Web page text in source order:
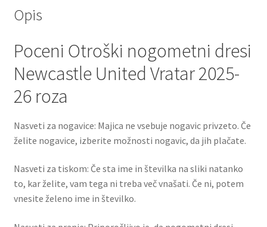
Opis
Poceni Otroški nogometni dresi
Newcastle United Vratar 2025-
26 roza
Nasveti za nogavice: Majica ne vsebuje nogavic privzeto. Če
želite nogavice, izberite možnosti nogavic, da jih plačate.
Nasveti za tiskom: Če sta ime in številka na sliki natanko
to, kar želite, vam tega ni treba več vnašati. Če ni, potem
vnesite želeno ime in številko.